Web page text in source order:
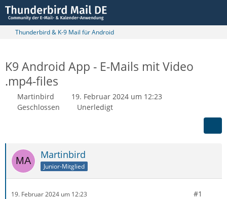
Thunderbird & K-9 Mail für Android
K9 Android App - E-Mails mit Video
.mp4-files
Martinbird
19. Februar 2024 um 12:23
Geschlossen
Unerledigt
Martinbird
Junior-Mitglied
19. Februar 2024 um 12:23 #1